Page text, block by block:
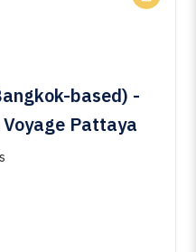
based) -
Pattaya